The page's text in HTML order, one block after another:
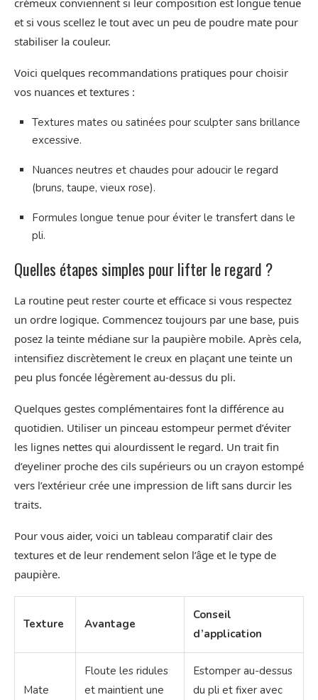
crémeux conviennent si leur composition est longue tenue
et si vous scellez le tout avec un peu de poudre mate pour
stabiliser la couleur.
Voici quelques recommandations pratiques pour choisir
vos nuances et textures :
Textures mates ou satinées pour sculpter sans brillance
excessive.
Nuances neutres et chaudes pour adoucir le regard
(bruns, taupe, vieux rose).
Formules longue tenue pour éviter le transfert dans le
pli.
Quelles étapes simples pour lifter le regard ?
La routine peut rester courte et efficace si vous respectez
un ordre logique. Commencez toujours par une base, puis
posez la teinte médiane sur la paupière mobile. Après cela,
intensifiez discrètement le creux en plaçant une teinte un
peu plus foncée légèrement au-dessus du pli.
Quelques gestes complémentaires font la différence au
quotidien. Utiliser un pinceau estompeur permet d’éviter
les lignes nettes qui alourdissent le regard. Un trait fin
d’eyeliner proche des cils supérieurs ou un crayon estompé
vers l’extérieur crée une impression de lift sans durcir les
traits.
Pour vous aider, voici un tableau comparatif clair des
textures et de leur rendement selon l’âge et le type de
paupière.
Texture Avantage
Conseil
d’application
Mate
Floute les ridules
et maintient une
Estomper au-dessus
du pli et fixer avec